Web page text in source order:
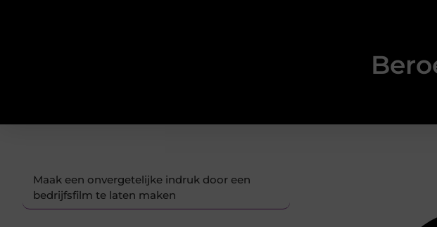
Maak een onvergetelijke indruk door een
bedrijfsfilm te laten maken